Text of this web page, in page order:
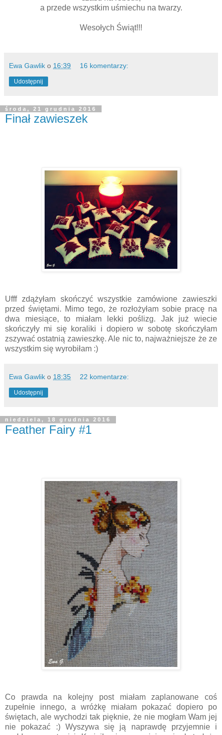
a przede wszystkim uśmiechu na twarzy.
Wesołych Świąt!!!
Ewa Gawlik o 16:39 16 komentarzy:
Udostępnij
środa, 21 grudnia 2016
Finał zawieszek
Ufff zdążyłam skończyć wszystkie zamówione zawieszki
przed świętami. Mimo tego, że rozłożyłam sobie pracę na
dwa miesiące, to miałam lekki poślizg. Jak już wiecie
skończyły mi się koraliki i dopiero w sobotę skończyłam
zszywać ostatnią zawieszkę. Ale nic to, najważniejsze że ze
wszystkim się wyrobiłam :)
Ewa Gawlik o 18:35 22 komentarze:
Udostępnij
niedziela, 18 grudnia 2016
Feather Fairy #1
Co prawda na kolejny post miałam zaplanowane coś
zupełnie innego, a wróżkę miałam pokazać dopiero po
świętach, ale wychodzi tak pięknie, że nie mogłam Wam jej
nie pokazać :) Wyszywa się ją naprawdę przyjemnie i